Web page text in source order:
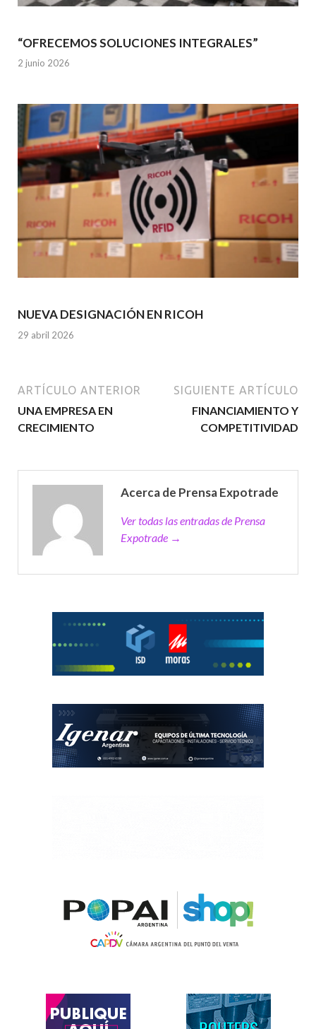
“OFRECEMOS SOLUCIONES INTEGRALES”
2 junio 2026
NUEVA DESIGNACIÓN EN RICOH
29 abril 2026
ARTÍCULO ANTERIOR
UNA EMPRESA EN
CRECIMIENTO
SIGUIENTE ARTÍCULO
FINANCIAMIENTO Y
COMPETITIVIDAD
Acerca de Prensa Expotrade
Ver todas las entradas de Prensa
Expotrade →